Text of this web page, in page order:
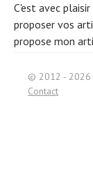
C'est avec
proposer vos
propose mon
© 2012 - 2026
Contact